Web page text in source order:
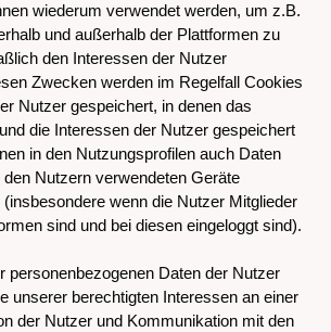
wiederum verwendet werden, um z.B.
und außerhalb der Plattformen zu
den Interessen der Nutzer
Zwecken werden im Regelfall Cookies
Nutzer gespeichert, in denen das
die Interessen der Nutzer gespeichert
in den Nutzungsprofilen auch Daten
den Nutzern verwendeten Geräte
wenn die Nutzer Mitglieder
sind und bei diesen eingeloggt sind).
personenbezogenen Daten der Nutzer
unserer berechtigten Interessen an einer
der Nutzer und Kommunikation mit den